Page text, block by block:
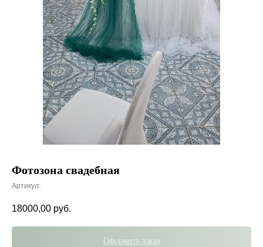
Фотозона свадебная
Артикул:
18000,00 руб.
Оформить заказ